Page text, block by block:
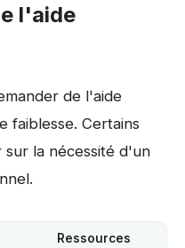
l'aide
de l'aide
faiblesse. Certains
la nécessité d'un
Ressources